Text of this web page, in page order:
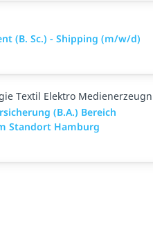
(B. Sc.) - Shipping (m/w/d)
Textil Elektro
(B.A.) Bereich
Standort Hamburg